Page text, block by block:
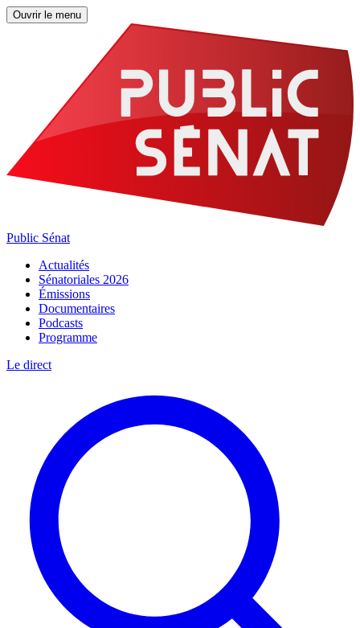
Ouvrir le menu
Public Sénat
Actualités
Sénatoriales 2026
Émissions
Documentaires
Podcasts
Programme
Le direct